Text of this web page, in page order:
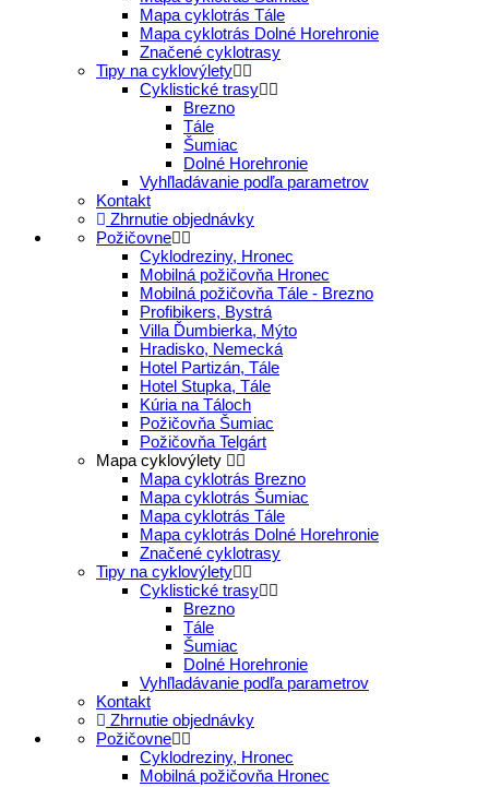
Mapa cyklotrás Tále
Mapa cyklotrás Dolné Horehronie
Značené cyklotrasy
Tipy na cyklovýlety
Cyklistické trasy
Brezno
Tále
Šumiac
Dolné Horehronie
Vyhľladávanie podľa parametrov
Kontakt
Zhrnutie objednávky
Požičovne
Cyklodreziny, Hronec
Mobilná požičovňa Hronec
Mobilná požičovňa Tále - Brezno
Profibikers, Bystrá
Villa Ďumbierka, Mýto
Hradisko, Nemecká
Hotel Partizán, Tále
Hotel Stupka, Tále
Kúria na Táloch
Požičovňa Šumiac
Požičovňa Telgárt
Mapa cyklovýlety
Mapa cyklotrás Brezno
Mapa cyklotrás Šumiac
Mapa cyklotrás Tále
Mapa cyklotrás Dolné Horehronie
Značené cyklotrasy
Tipy na cyklovýlety
Cyklistické trasy
Brezno
Tále
Šumiac
Dolné Horehronie
Vyhľladávanie podľa parametrov
Kontakt
Zhrnutie objednávky
Požičovne
Cyklodreziny, Hronec
Mobilná požičovňa Hronec